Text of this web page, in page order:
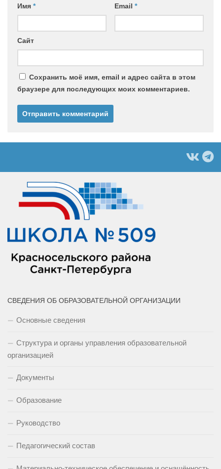
Имя * Email *
Сайт
Сохранить моё имя, email и адрес сайта в этом
браузере для последующих моих комментариев.
СВЕДЕНИЯ ОБ ОБРАЗОВАТЕЛЬНОЙ ОРГАНИЗАЦИИ
Основные сведения
Структура и органы управления образовательной
организацией
Документы
Образование
Руководство
Педагогический состав